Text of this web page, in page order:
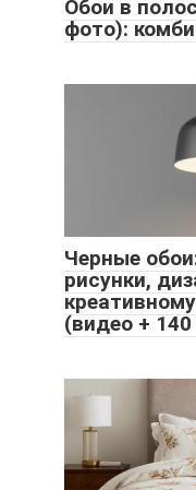
Обои в
фото):
Черные
рисунки,
(видео +